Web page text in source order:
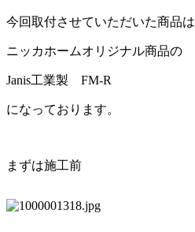
今回取付させていただいた商品は
ニッカホームオリジナル商品の
Janis工業製 FM-R
になっております。
まずは施工前